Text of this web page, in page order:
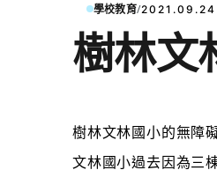
學校教育/2021.09.24
樹林文
樹林文林國小的無障
文林國小過去因為三